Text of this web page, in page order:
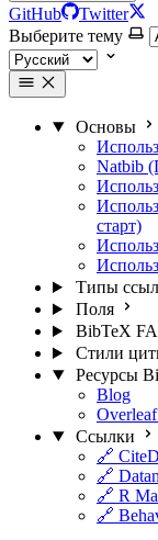
GitHub
Twitter
Выберите тему
Основы
Natbib
старт)
Типы
Поля
BibTeX
Стили
Ресурсы
Blog
Ссылки
🔗
🔗
🔗 R
🔗